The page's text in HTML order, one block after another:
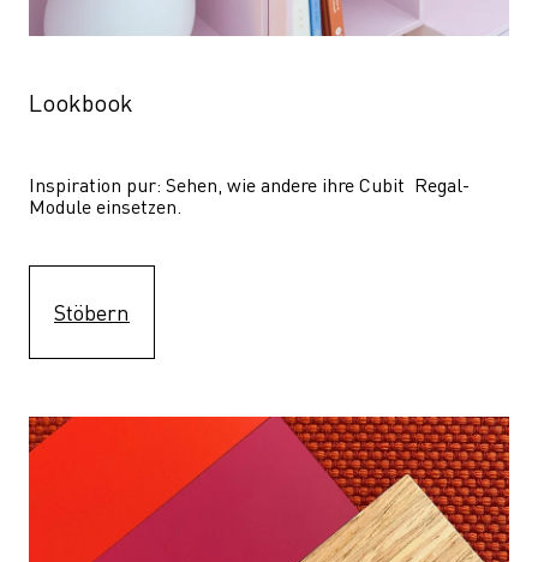
Lookbook
Inspiration pur: Sehen, wie andere ihre Cubit  Regal-
Module einsetzen.
Stöbern